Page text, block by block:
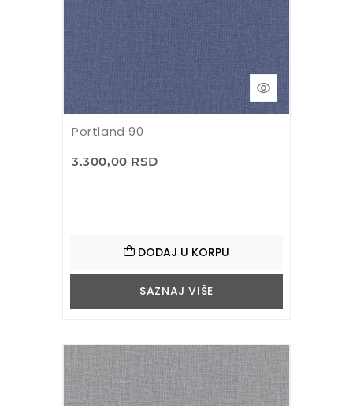
Portland 90
3.300,00 RSD
DODAJ U KORPU
SAZNAJ VIŠE